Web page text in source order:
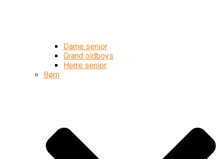
Dame senior
Grand oldboys
Herre senior
Børn